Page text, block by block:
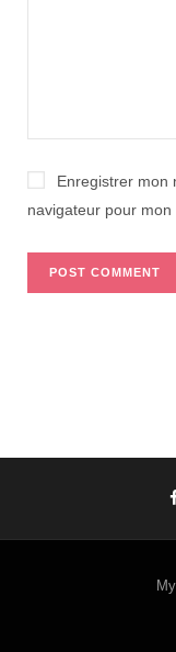
Enregistrer mon
navigateur pour mon